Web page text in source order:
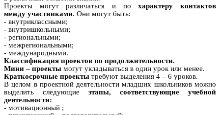
Проекты могут различаться
и похарактеру контактов
между участниками. Они могут быть:
- внутриклассными;
- внутришкольными;
- региональными;
- межрегиональными;
- международными.
Классификация проектов по продолжительности.
Мини – проекты могут укладываться в один урок или менее.
Краткосрочные проекты требуют выделения 4 – 6 уроков.
В целом в проектной деятельности младших школьников можно
выделить следующие этапы, соответствующие учебной
деятельности:
- мотивационный ;